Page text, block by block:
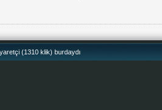
(1310 klik) burdaydı